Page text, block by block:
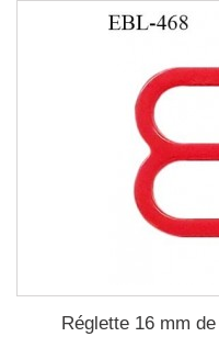
Réglette 16 mm